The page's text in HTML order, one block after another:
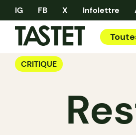
IG FB X Infolettre
CRITIQUE